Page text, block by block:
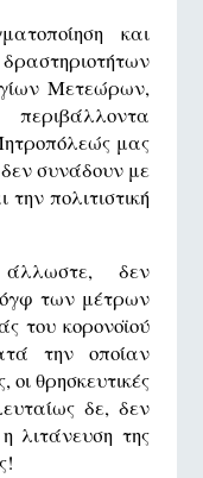
και
Μετεώρων,
μας
συνάδουν με
πολιτιστική
άλλωστε, δεν
των μέτρων
του κορονοϊού
την οποίαν
οι θρησκευτικές
δε, δεν
λιτάνευση της